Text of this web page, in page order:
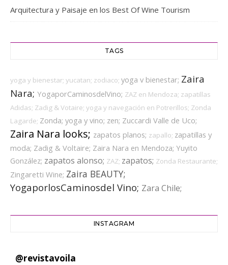
Arquitectura y Paisaje en los Best Of Wine Tourism
TAGS
yoga y bienestar; yucatan; zodiaco; yoga v bienestar; Zaira
Nara; YogaporCaminosdelVino; ZAZ en Mendoza; zapatillas
Adidas; Zadig & Votaire; yoga y navegación en Potrerillos; Zonda
Lagarde; Zonda; yoga y vino; zen; Zuccardi Valle de Uco;
Zaira Nara looks; zapatos planos; zapallo; zapatillas y
moda; Zadig & Voltaire; Zaira Nara en Mendoza; Yuyito
González; zapatos alonso; ZAZ; zapatos; Zonda Restaurante;
Zingaretti Wine; Zaira BEAUTY;
YogaporlosCaminosdel Vino; Zara Chile;
INSTAGRAM
@revistavoila